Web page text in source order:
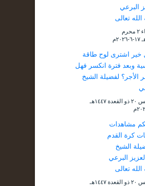
البرعي
تعالى
الأربعاء ۲ محرم
خير اشترى لوح طاقة
وبعد فترة انكسر فهل
الأجر؟ لفضيلة الشيخ
الخميس ۲۰ ذو القعدة ۱٤٤۷هـ
مشاهدات
كرة القدم
الشيخ
البرعي
تعالى
الخميس ۲۰ ذو القعدة ۱٤٤۷هـ